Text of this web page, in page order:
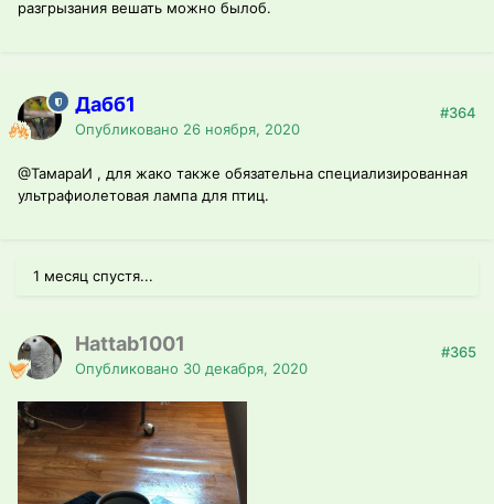
разгрызания вешать можно былоб.
Дабб1
Опубликовано 26 ноября, 2020
#364
@ТамараИ , для жако также обязательна специализированная
ультрафиолетовая лампа для птиц.
1 месяц спустя...
Hattab1001
Опубликовано 30 декабря, 2020
#365